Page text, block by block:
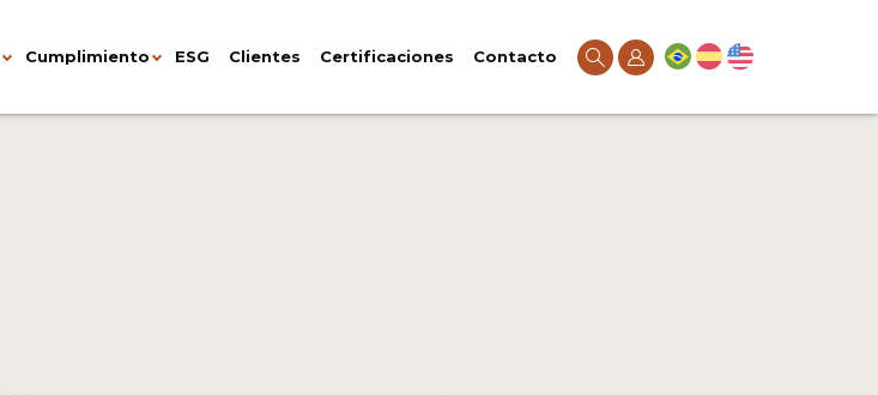
Cumplimiento ESG Clientes Certificaciones Contacto